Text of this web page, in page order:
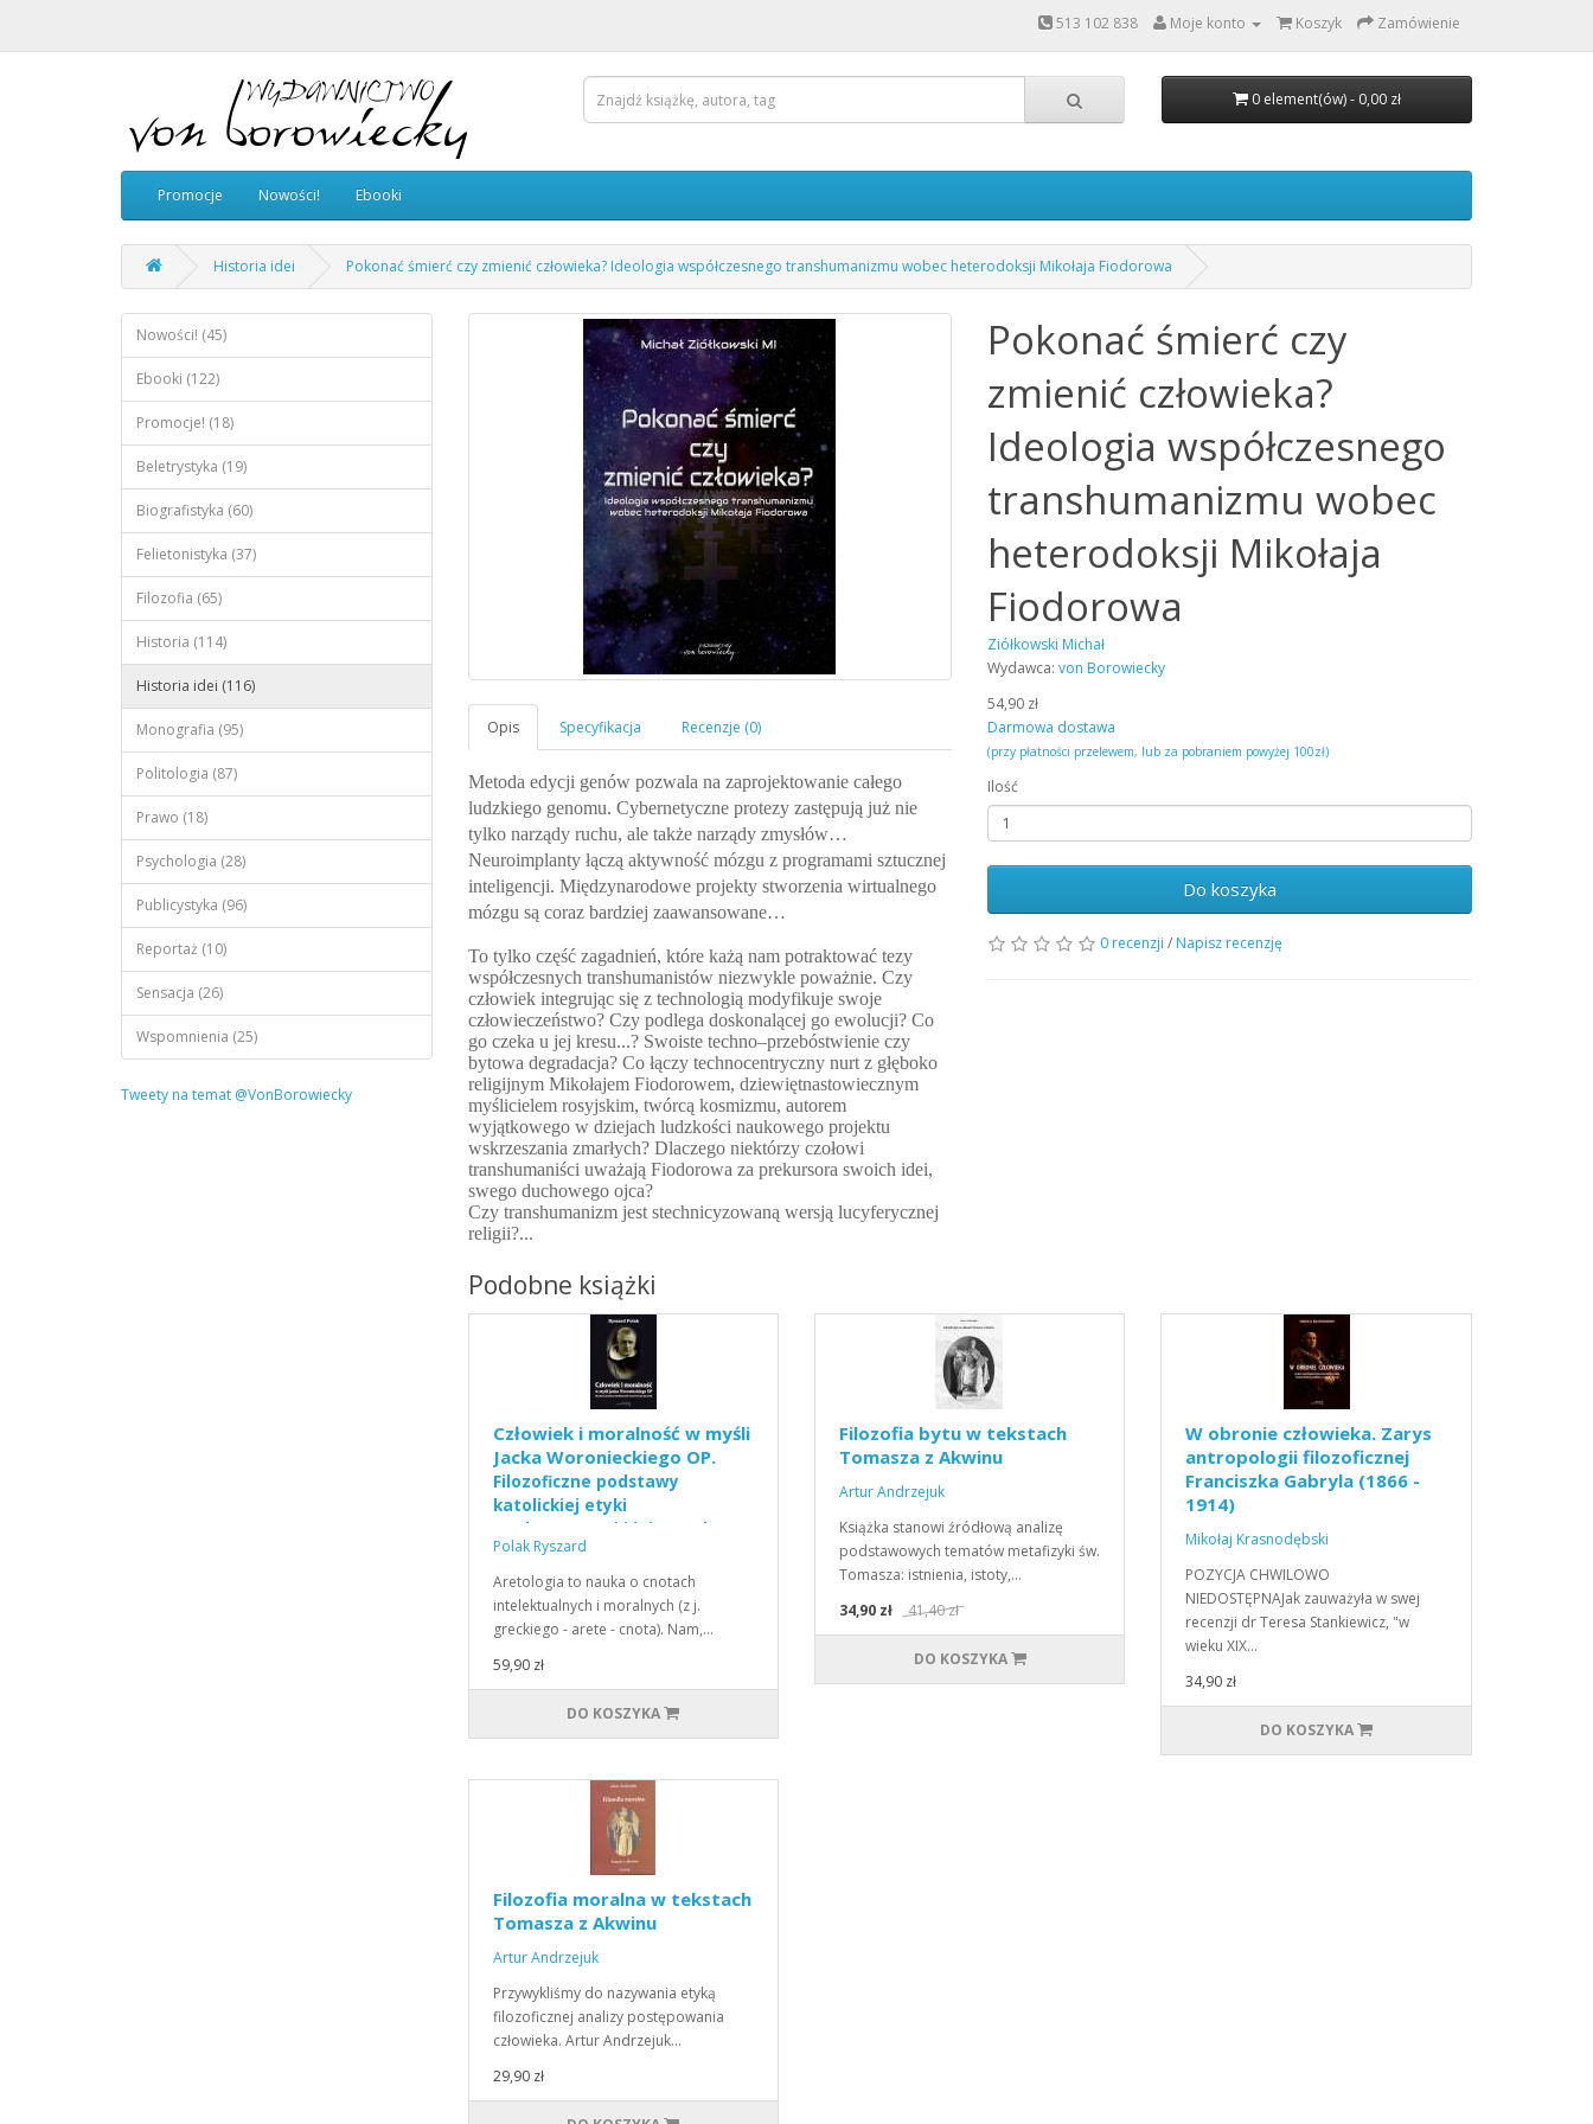
513 102 838 Moje konto Koszyk Zamówienie
0 element(ów) - 0,00 zł
Promocje Nowości! Ebooki
Historia idei Pokonać śmierć czy zmienić człowieka? Ideologia współczesnego transhumanizmu wobec heterodoksji Mikołaja Fiodorowa
Nowości! (45)
Ebooki (122)
Promocje! (18)
Beletrystyka (19)
Biografistyka (60)
Felietonistyka (37)
Filozofia (65)
Historia (114)
Historia idei (116)
Monografia (95)
Politologia (87)
Prawo (18)
Psychologia (28)
Publicystyka (96)
Reportaż (10)
Sensacja (26)
Wspomnienia (25)
Tweety na temat @VonBorowiecky
Metoda edycji genów pozwala na zaprojektowanie całego
ludzkiego genomu. Cybernetyczne protezy zastępują już nie
tylko narządy ruchu, ale także narządy zmysłów…
Neuroimplanty łączą aktywność mózgu z programami sztucznej
inteligencji. Międzynarodowe projekty stworzenia wirtualnego
mózgu są coraz bardziej zaawansowane…
To tylko część zagadnień, które każą nam potraktować tezy
współczesnych transhumanistów niezwykle poważnie. Czy
człowiek integrując się z technologią modyfikuje swoje
człowieczeństwo? Czy podlega doskonalącej go ewolucji? Co
go czeka u jej kresu...? Swoiste techno–przebóstwienie czy
bytowa degradacja? Co łączy technocentryczny nurt z głęboko
religijnym Mikołajem Fiodorowem, dziewiętnastowiecznym
myślicielem rosyjskim, twórcą kosmizmu, autorem
wyjątkowego w dziejach ludzkości naukowego projektu
wskrzeszania zmarłych? Dlaczego niektórzy czołowi
transhumaniści uważają Fiodorowa za prekursora swoich idei,
swego duchowego ojca?
Czy transhumanizm jest stechnicyzowaną wersją lucyferycznej
religii?...
Pokonać śmierć czy
zmienić człowieka?
Ideologia współczesnego
transhumanizmu wobec
heterodoksji Mikołaja
Fiodorowa
Ziółkowski Michał
Wydawca:von Borowiecky
54,90 zł
Darmowa dostawa
(przy płatności przelewem, lub za pobraniem powyżej 100zł)
Ilość
Do koszyka
0 recenzji / Napisz recenzję
Podobne książki
Człowiek i moralność w myśli
Jacka Woronieckiego OP.
Filozoficzne podstawy
katolickiej etyki
wychowawczej i jej zasady
Polak Ryszard
Aretologia to nauka o cnotach
intelektualnych i moralnych (z j.
greckiego - arete - cnota). Nam,…
59,90 zł
DO KOSZYKA
Filozofia bytu w tekstach
Tomasza z Akwinu
Artur Andrzejuk
Książka stanowi źródłową analizę
podstawowych tematów metafizyki św.
Tomasza: istnienia, istoty,…
34,90 zł
41,40 zł
DO KOSZYKA
W obronie człowieka. Zarys
antropologii filozoficznej
Franciszka Gabryla (1866 -
1914)
Mikołaj Krasnodębski
POZYCJA CHWILOWO
NIEDOSTĘPNAJak zauważyła w swej
recenzji dr Teresa Stankiewicz, "w
wieku XIX…
34,90 zł
DO KOSZYKA
Filozofia moralna w tekstach
Tomasza z Akwinu
Artur Andrzejuk
Przywykliśmy do nazywania etyką
filozoficznej analizy postępowania
człowieka. Artur Andrzejuk…
29,90 zł